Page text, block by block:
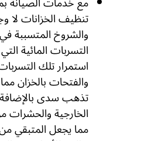
تنظيف الخزانات لا
والشروخ المتسببة
التسربات المائية
استمرار تلك
والفتحات بالخزان
تذهب سدى
الخارجية والحشرات
مما يجعل المتبقي